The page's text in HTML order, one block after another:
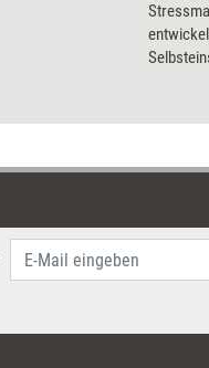
Modul
der